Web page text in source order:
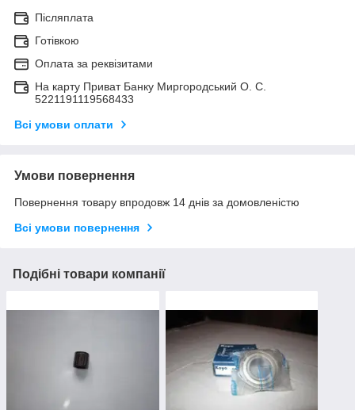
Післяплата
Готівкою
Оплата за реквізитами
На карту Приват Банку Миргородський О. С.
5221191119568433
Всі умови оплати
Умови повернення
Повернення товару впродовж 14 днів за домовленістю
Всі умови повернення
Подібні товари компанії